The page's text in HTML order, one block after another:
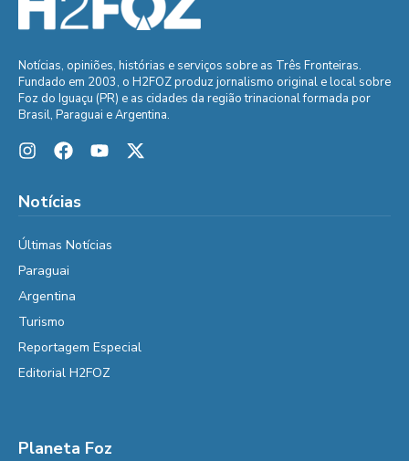
Notícias, opiniões, histórias e serviços sobre as Três Fronteiras.
Fundado em 2003, o H2FOZ produz jornalismo original e local sobre
Foz do Iguaçu (PR) e as cidades da região trinacional formada por
Brasil, Paraguai e Argentina.
Notícias
Últimas Notícias
Paraguai
Argentina
Turismo
Reportagem Especial
Editorial H2FOZ
Planeta Foz